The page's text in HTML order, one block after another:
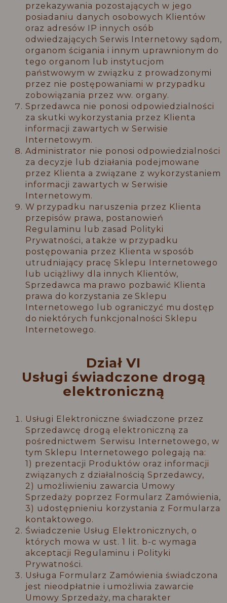
przekazywania pozostających w jego
posiadaniu danych osobowych Klientów
oraz adresów IP innych osób
odwiedzających Serwis Internetowy sądom,
organom ścigania i innym uprawnionym do
tego organom lub instytucjom
państwowym w związku z prowadzonymi
przez nie postępowaniami w przypadku
zobowiązania przez ww. organy.
Sprzedawca nie ponosi odpowiedzialności
za skutki wykorzystania przez Klienta
informacji zawartych w Serwisie
Internetowym.
Administrator nie ponosi odpowiedzialności
za decyzje lub działania podejmowane
przez Klienta a związane z wykorzystaniem
informacji zawartych w Serwisie
Internetowym.
W przypadku naruszenia przez Klienta
przepisów prawa, postanowień
Regulaminu lub zasad Polityki
Prywatności, a także w przypadku
postępowania przez Klienta w sposób
utrudniający pracę Sklepu Internetowego
lub uciążliwy dla innych Klientów,
Sprzedawca ma prawo pozbawić Klienta
prawa do korzystania ze Sklepu
Internetowego lub ograniczyć mu dostęp
do niektórych funkcjonalności Sklepu
Internetowego.
Dział VI
Usługi świadczone drogą
elektroniczną
Usługi Elektroniczne świadczone przez
Sprzedawcę drogą elektroniczną za
pośrednictwem Serwisu Internetowego, w
tym Sklepu Internetowego polegają na:
1) prezentacji Produktów oraz informacji
związanych z działalnością Sprzedawcy,
2) umożliwieniu zawarcia Umowy
Sprzedaży poprzez Formularz Zamówienia,
3) udostępnieniu korzystania z Formularza
kontaktowego.
Świadczenie Usług Elektronicznych, o
których mowa w ust. 1 lit. b-c wymaga
akceptacji Regulaminu i Polityki
Prywatności.
Usługa Formularz Zamówienia świadczona
jest nieodpłatnie i umożliwia zawarcie
Umowy Sprzedaży, ma charakter